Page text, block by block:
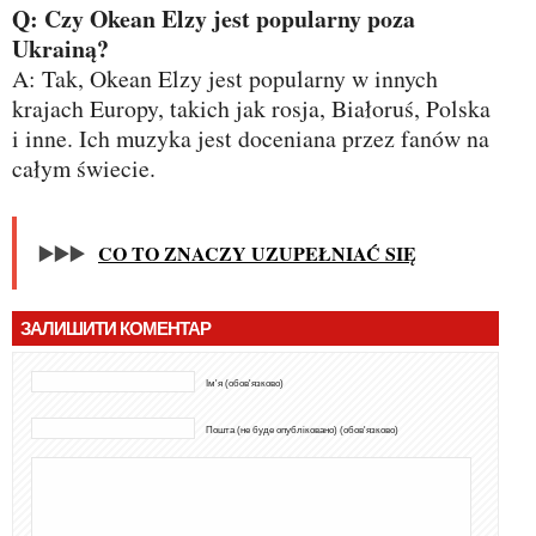
Q: Czy Okean Elzy jest popularny poza
Ukrainą?
A: Tak, Okean Elzy jest popularny w innych
krajach Europy, takich jak rosja, Białoruś, Polska
i inne. Ich muzyka jest doceniana przez fanów na
całym świecie.
▶️▶️▶️ CO TO ZNACZY UZUPEŁNIAĆ SIĘ
ЗАЛИШИТИ КОМЕНТАР
Ім'я (обов'язково)
Пошта (не буде опубліковано) (обов'язково)